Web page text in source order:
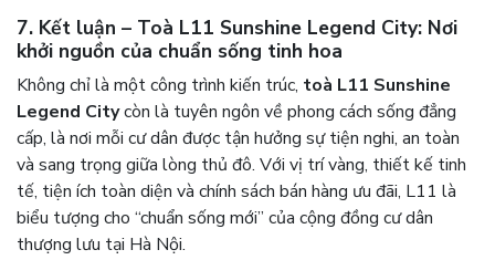
7. Kết luận – Toà L11 Sunshine Legend City: Nơi
khởi nguồn của chuẩn sống tinh hoa
Không chỉ là một công trình kiến trúc, toà L11 Sunshine
Legend Citycòn là tuyên ngôn về phong cách sống đẳng
cấp, là nơi mỗi cư dân được tận hưởng sự tiện nghi, an toàn
và sang trọng giữa lòng thủ đô. Với vị trí vàng, thiết kế tinh
tế, tiện ích toàn diện và chính sách bán hàng ưu đãi, L11 là
biểu tượng cho “chuẩn sống mới” của cộng đồng cư dân
thượng lưu tại Hà Nội.